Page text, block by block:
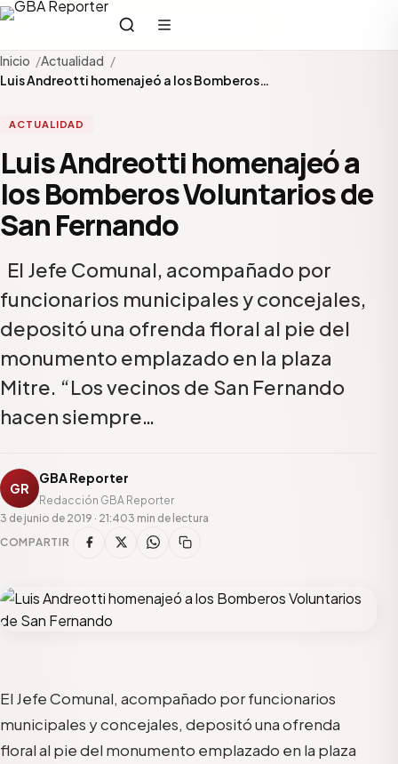
Inicio
Actualidad
Luis Andreotti homenajeó a los Bomberos…
ACTUALIDAD
Luis Andreotti homenajeó a
los Bomberos Voluntarios de
San Fernando
El Jefe Comunal, acompañado por
funcionarios municipales y concejales,
depositó una ofrenda floral al pie del
monumento emplazado en la plaza
Mitre. “Los vecinos de San Fernando
hacen siempre…
GR
GBA Reporter
Redacción GBA Reporter
3 de junio de 2019 · 21:403 min de lectura
COMPARTIR
El Jefe Comunal, acompañado por funcionarios
municipales y concejales, depositó una ofrenda
floral al pie del monumento emplazado en la plaza